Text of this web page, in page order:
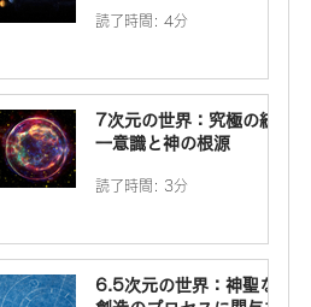
読了時間: 4分
7次元の世界：究極の統
一意識と神の根源
読了時間: 3分
6.5次元の世界：神聖な